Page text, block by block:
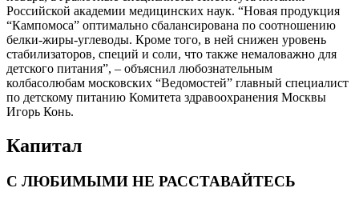
Российской академии медицинских наук. “Новая продукция
“Кампомоса” оптимально сбалансирована по соотношению
белки-жиры-углеводы. Кроме того, в ней снижен уровень
стабилизаторов, специй и соли, что также немаловажно для
детского питания”, – объяснил любознательным
колбасолюбам московских “Ведомостей” главный специалист
по детскому питанию Комитета здравоохранения Москвы
Игорь Конь.
Капитал
С ЛЮБИМЫМИ НЕ РАССТАВАЙТЕСЬ